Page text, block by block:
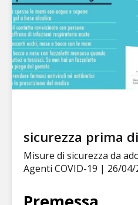
sicurezza prima
Misure di sicurezza da
Agenti COVID-19 | 26/04/